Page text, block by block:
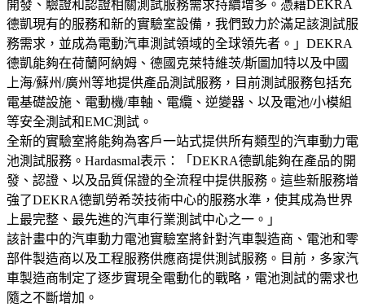
開發、驗證和認證相關測試服務需求持續增多。憑藉DEKRA
德凱現有的服務和新的實驗室設備，我們致力於滿足該測試服
務需求，並成為電動汽車測試領域的全球領先者。」DEKRA
德凱能夠在荷蘭阿納姆、德國克萊特維茨/斯圖加特以及中國
上海/蘇州/廣州等地提供產品測試服務，目前測試服務包括充
電基礎設施、電動機/車軸、電纜、逆變器、以及電池/小模組
等安全測試和EMC測試。
全新的實驗室將能夠為客戶一站式提供所有類型的汽車動力電
池測試服務。Hardasmal表示：「DEKRA德凱能夠在產品的開
發、認證、以及品質保證的全流程中提供服務。這些新服務增
強了DEKRA德凱勞希茨技術中心的服務水準，使其成為世界
上最完整、最先進的汽車行業測試中心之一。」
該計畫中的汽車動力電池實驗室將針對汽車製造商、電池和零
部件製造商以及工程服務供應商提供測試服務。目前，多家汽
車製造商制定了逐步實現全電動化的戰略，電池測試的需求也
隨之不斷增加。